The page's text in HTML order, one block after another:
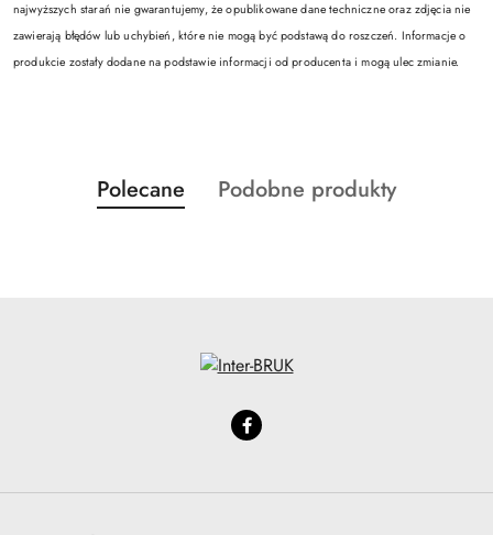
najwyższych starań nie gwarantujemy, że opublikowane dane techniczne oraz zdjęcia nie
zawierają błędów lub uchybień, które nie mogą być podstawą do roszczeń. Informacje o
produkcie zostały dodane na podstawie informacji od producenta i mogą ulec zmianie.
Pomiń karuzelę produktów
Produkty
o
Polecane
Produkty
Podobne produkty